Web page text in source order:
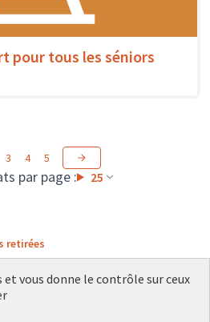
pour tous les séniors
par page : 25
3 4 5
retirées
et vous donne le contrôle sur ceux